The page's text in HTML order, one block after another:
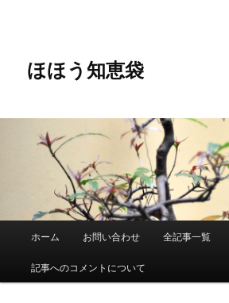
ほほう知恵袋
メ
ホーム お問い合わせ 全記事一覧
記事へのコメントについて